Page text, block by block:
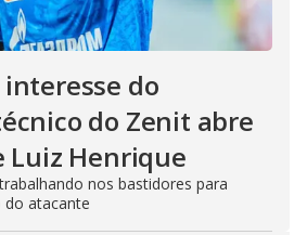
interesse do
do Zenit abre
Luiz Henrique
nos bastidores para
atacante